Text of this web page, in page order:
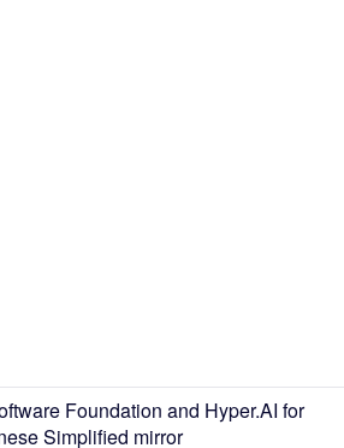
Foundation and Hyper.AI for
Simplified mirror